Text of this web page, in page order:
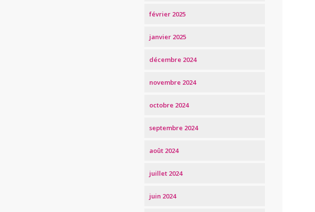
février 2025
janvier 2025
décembre 2024
novembre 2024
octobre 2024
septembre 2024
août 2024
juillet 2024
juin 2024